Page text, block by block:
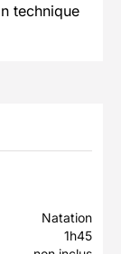
technique
Natation
1h45